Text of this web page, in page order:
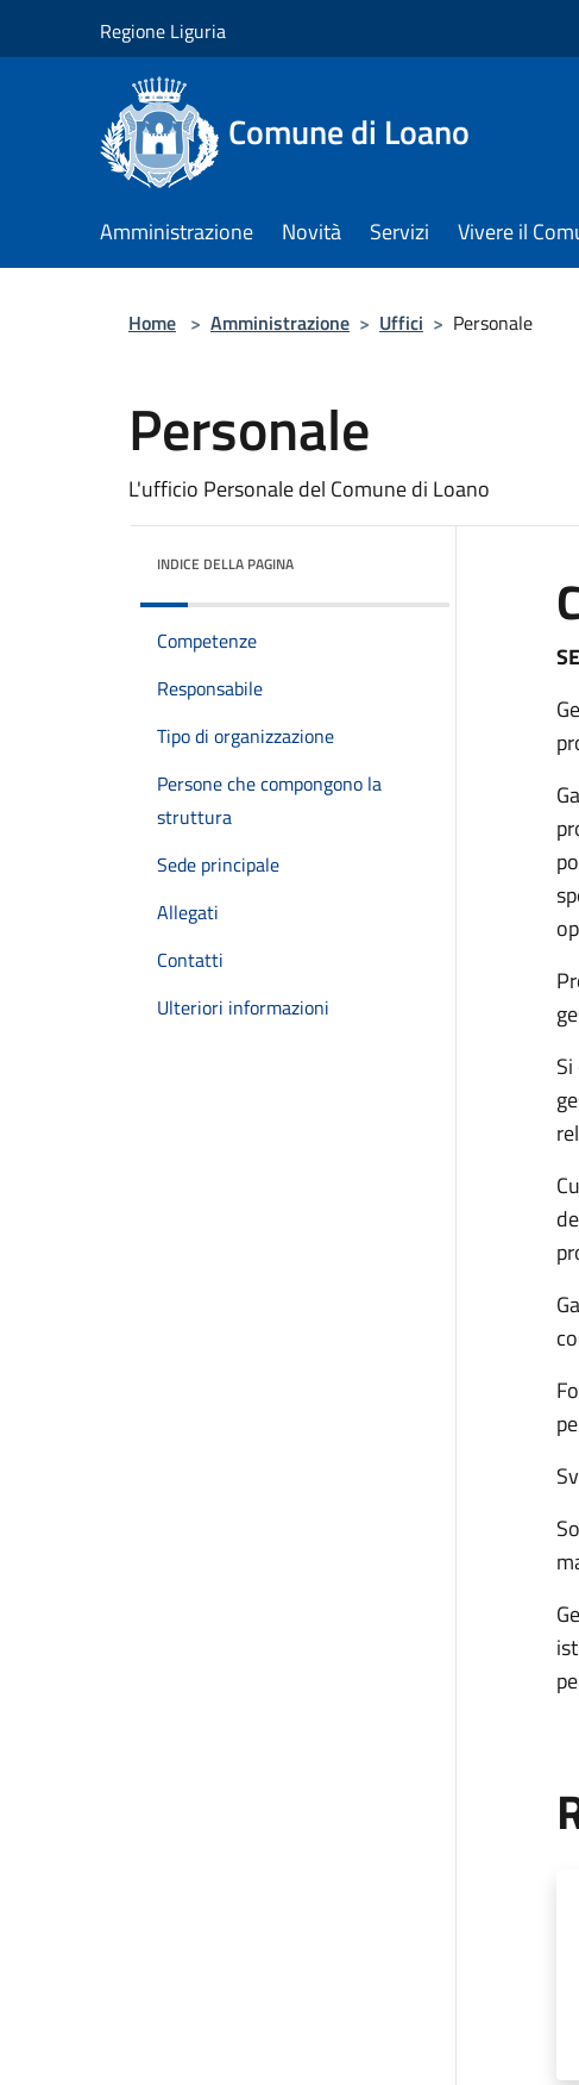
Regione Liguria
Comune di Loano
Amministrazione Novità Servizi Vivere il
Home > Amministrazione > Uffici > Personale
Personale
L'ufficio Personale del Comune di Loano
INDICE DELLA PAGINA
Competenze
Responsabile
Tipo di organizzazione
Persone che compongono la
struttura
Sede principale
Allegati
Contatti
Ulteriori informazioni